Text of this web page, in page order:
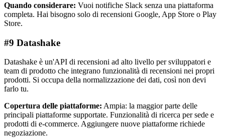
Quando considerare: Vuoi notifiche Slack senza una piattaforma
completa. Hai bisogno solo di recensioni Google, App Store o Play
Store.
#9 Datashake
Datashake è un'API di recensioni ad alto livello per sviluppatori e
team di prodotto che integrano funzionalità di recensioni nei propri
prodotti. Si occupa della normalizzazione dei dati, così non devi
farlo tu.
Copertura delle piattaforme: Ampia: la maggior parte delle
principali piattaforme supportate. Funzionalità di ricerca per sede e
prodotti di e-commerce. Aggiungere nuove piattaforme richiede
negoziazione.